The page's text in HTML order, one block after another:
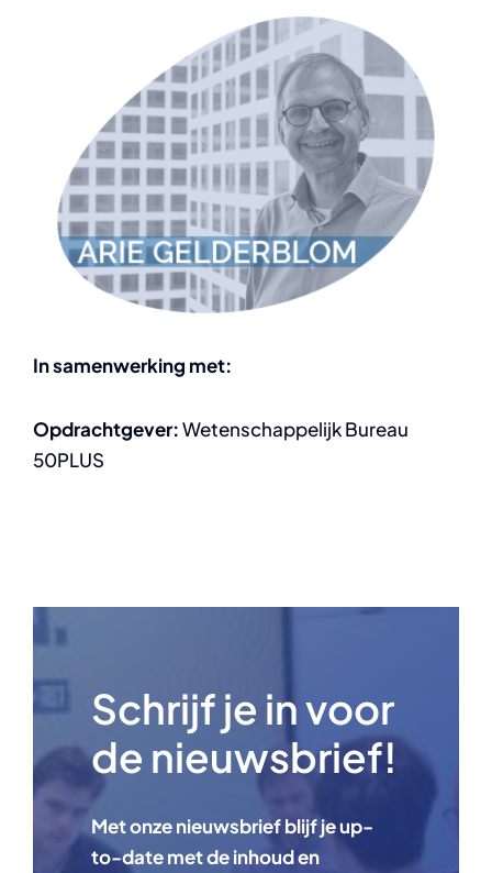
In samenwerking met:
Opdrachtgever:Wetenschappelijk Bureau
50PLUS
Schrijf je in voor
de nieuwsbrief!
Met onze nieuwsbrief blijf je up-
to-date met de inhoud en